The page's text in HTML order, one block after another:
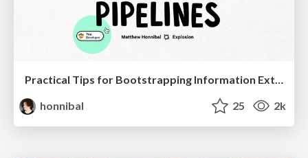
Practical Tips for Bootstrapping Information Extraction Pipelines
honnibal
25 2k